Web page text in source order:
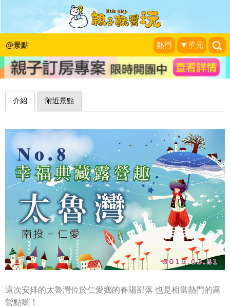
@景點 熱門 ▼單元
洗澡水就是溫泉水？！頂級享受的露營
聖地！南投太魯灣溫泉露營區
幸福典藏N部曲|2015-03-21
介紹 附近景點
這次安排的太魯灣位於仁愛鄉的春陽部落 也是相當熱門的露
營點喲！